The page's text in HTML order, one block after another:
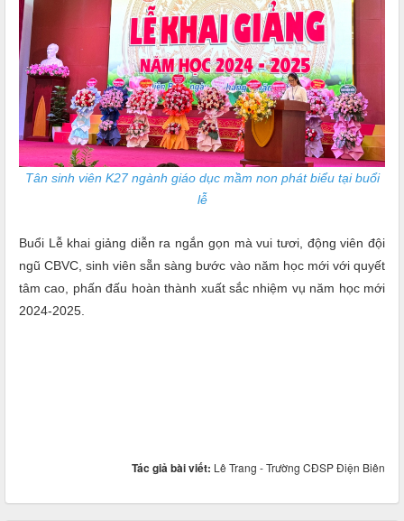
Tân sinh viên K27 ngành giáo dục mầm non phát biểu tại buổi
lễ
Buổi Lễ khai giảng diễn ra ngắn gọn mà vui tươi, động viên đội
ngũ CBVC, sinh viên sẵn sàng bước vào năm học mới với quyết
tâm cao, phấn đấu hoàn thành xuất sắc nhiệm vụ năm học mới
2024-2025.
Tác giả bài viết: Lê Trang - Trường CĐSP Điện Biên